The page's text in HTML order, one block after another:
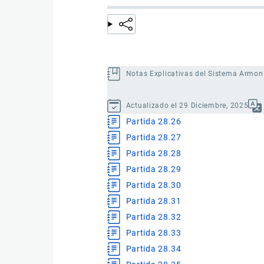
Notas Explicativas del Sistema
Actualizado el 29 Diciembre, 2025
Partida 28.26
Partida 28.27
Partida 28.28
Partida 28.29
Partida 28.30
Partida 28.31
Partida 28.32
Partida 28.33
Partida 28.34